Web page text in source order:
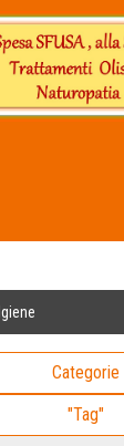
Categorie
"Tag"